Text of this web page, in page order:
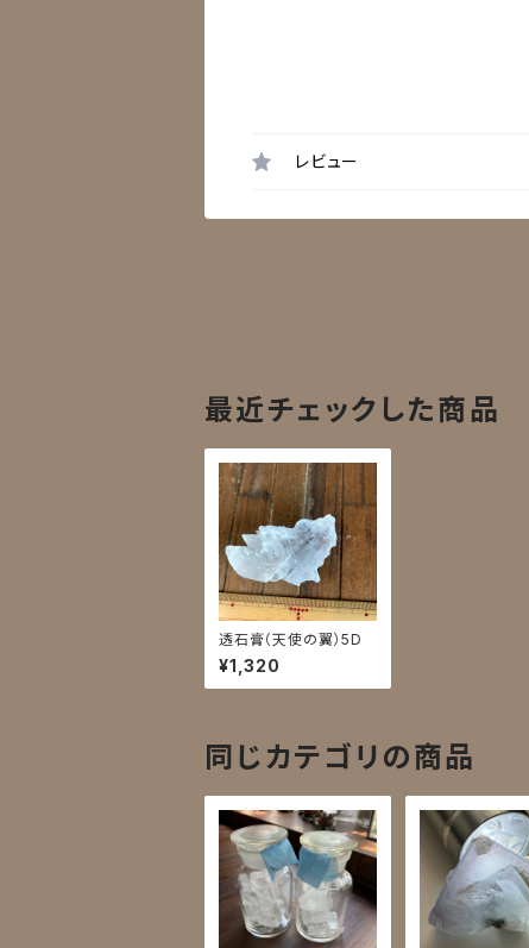
レビュー
最近チェックした商品
透石膏（天使の翼）5D
¥1,320
同じカテゴリの商品